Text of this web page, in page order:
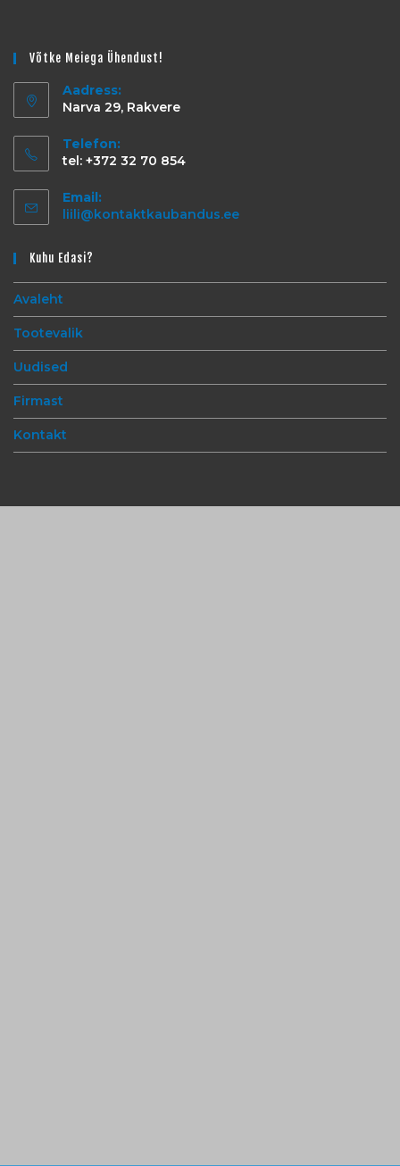
Võtke Meiega Ühendust!
Aadress:
Narva 29, Rakvere
Telefon:
tel: +372 32 70 854
Email:
liili@kontaktkaubandus.ee
Kuhu Edasi?
Avaleht
Tootevalik
Uudised
Firmast
Kontakt